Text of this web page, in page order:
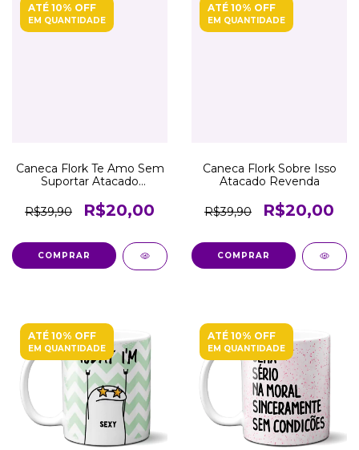
ATÉ 10% OFF
EM QUANTIDADE
Caneca Flork Te Amo Sem
Suportar Atacado
R$39,90
R$20,00
COMPRAR
ATÉ 10% OFF
EM QUANTIDADE
Caneca Flork Sobre Isso
Atacado Revenda
R$39,90 R$20,00
COMPRAR
ATÉ 10% OFF
EM QUANTIDADE
ATÉ 10% OFF
EM QUANTIDADE